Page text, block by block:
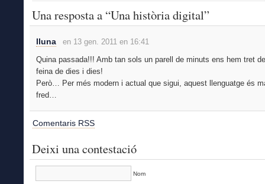
Una resposta a “Una història digital”
lluna
en 13 gen. 2011 en 16:41
Quina passada!!! Amb tan sols un parell de minuts ens hem tret
feina de dies i dies!
Però… Per més modern i actual que sigui, aquest llenguatge és
fred…
Comentaris RSS
Deixi una contestació
Nom